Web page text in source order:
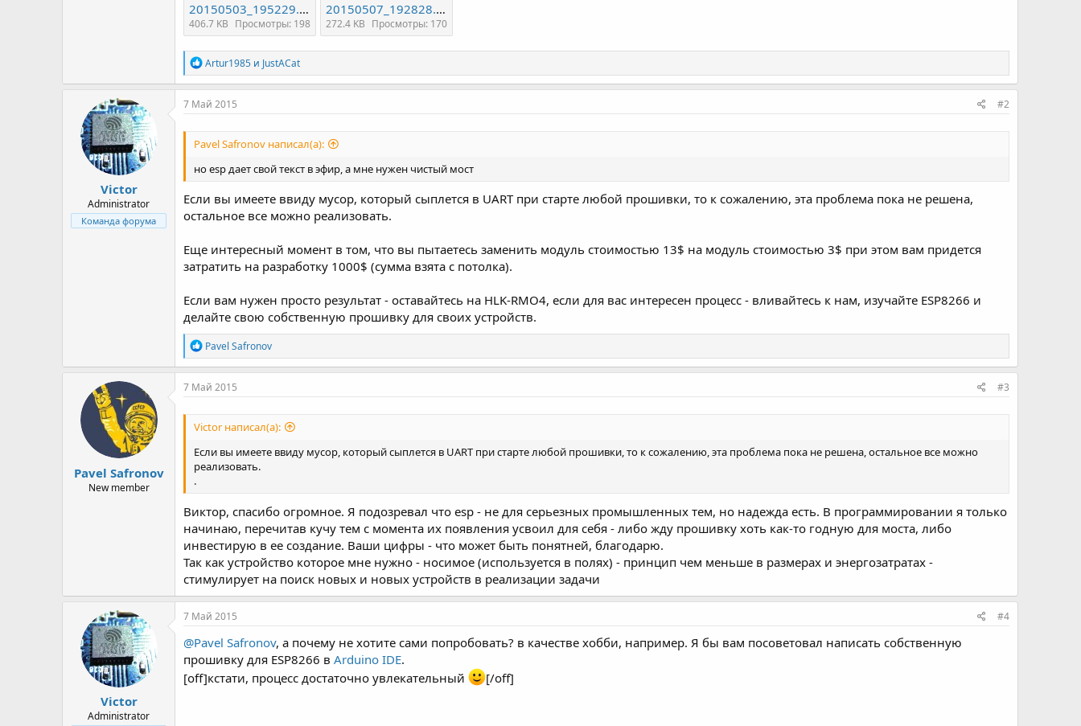
20150503_195229.jpg
406.7 KB Просмотры: 198
20150507_192828.jpg
272.4 KB Просмотры: 170
Р
е
а
к
:
Artur1985 и JustACat
Victor
Administrator
Команда форума
7 Май 2015 #2
Pavel Safronov написал(а):
но esp дает свой текст в эфир, а мне нужен чистый мост
Если вы имеете ввиду мусор, который сыплется в UART при старте любой прошивки, то к сожалению, эта проблема пока не решена,
остальное все можно реализовать.
Еще интересный момент в том, что вы пытаетесь заменить модуль стоимостью 13$ на модуль стоимостью 3$ при этом вам придется
затратить на разработку 1000$ (сумма взята с потолка).
Если вам нужен просто результат - оставайтесь на HLK-RMO4, если для вас интересен процесс - вливайтесь к нам, изучайте ESP8266 и
делайте свою собственную прошивку для своих устройств.
Р
е
а
к
и
:
Pavel Safronov
Pavel Safronov
New member
7 Май 2015 #3
Victor написал(а):
Если вы имеете ввиду мусор, который сыплется в UART при старте любой прошивки, то к сожалению, эта проблема пока не решена, остальное все можно
реализовать.
.
Виктор, спасибо огромное. Я подозревал что esp - не для серьезных промышленных тем, но надежда есть. В программировании я только
начинаю, перечитав кучу тем с момента их появления усвоил для себя - либо жду прошивку хоть как-то годную для моста, либо
инвестирую в ее создание. Ваши цифры - что может быть понятней, благодарю.
Так как устройство которое мне нужно - носимое (используется в полях) - принцип чем меньше в размерах и энергозатратах -
стимулирует на поиск новых и новых устройств в реализации задачи
Victor
Administrator
7 Май 2015 #4
@Pavel Safronov, а почему не хотите сами попробовать? в качестве хобби, например. Я бы вам посоветовал написать собственную
прошивку для ESP8266 в Arduino IDE.
[off]кстати, процесс достаточно увлекательный
[/off]